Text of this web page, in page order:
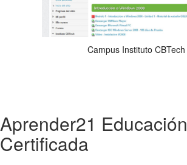
Campus Instituto CBTech
Aprender21 Educación
Certificada